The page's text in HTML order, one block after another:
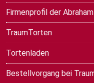
Firmenprofil der
TraumTorten
Tortenladen
Bestellvorgang bei